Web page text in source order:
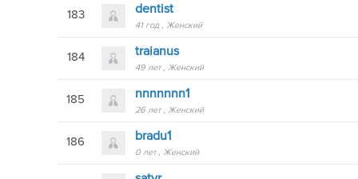
183 dentist
41 год Женский
184 traianus
49 лет Женский
185 nnnnnnn1
26 лет Женский
186 bradu1
0 лет Женский